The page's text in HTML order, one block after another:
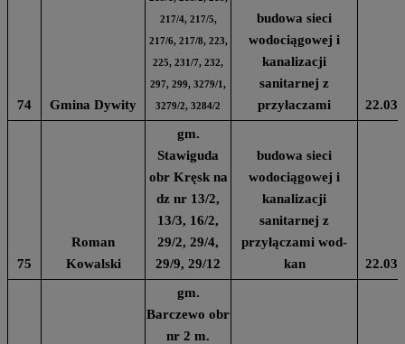
74 Gmina Dywity
217/4, 217/5,
217/6, 217/8, 223,
225, 231/7, 232,
297, 299, 3279/1,
3279/2, 3284/2
budowa sieci
wodociągowej i
kanalizacji
sanitarnej z
przyłaczami
75
Roman
Kowalski
gm.
Stawiguda
obr Kręsk na
dz nr 13/2,
13/3, 16/2,
29/2, 29/4,
29/9, 29/12
budowa sieci
wodociągowej i
kanalizacji
sanitarnej z
przyłączami wod-
kan
gm.
Barczewo obr
nr 2 m.